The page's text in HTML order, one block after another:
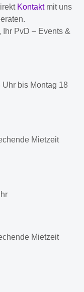
Kontaktmit uns
Ihr PvD – Events &
Uhr bis Montag 18
Mietzeit
Mietzeit